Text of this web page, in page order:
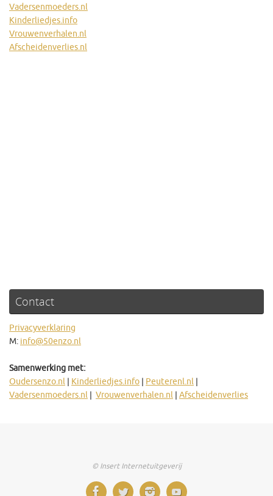
Vadersenmoeders.nl
Kinderliedjes.info
Vrouwenverhalen.nl
Afscheidenverlies.nl
Contact
Privacyverklaring
M: info@50enzo.nl
Samenwerking met:
Oudersenzo.nl
Kinderliedjes.info Peuterenl.nl
Vadersenmoeders.nl
Vrouwenverhalen.nl Afscheidenverlies
© Insert Internetuitgeverij